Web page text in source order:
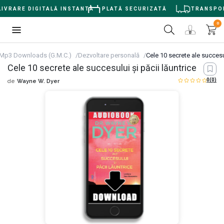
DIGITALĂ INSTANTĂ PLATĂ SECURIZATĂ
0
Downloads (G.M.C.) Dezvoltare personală Cele 10 secrete ale
Cele 10 secrete ale succesului şi păcii lăuntrice
de Wayne W. Dyer 0(0)